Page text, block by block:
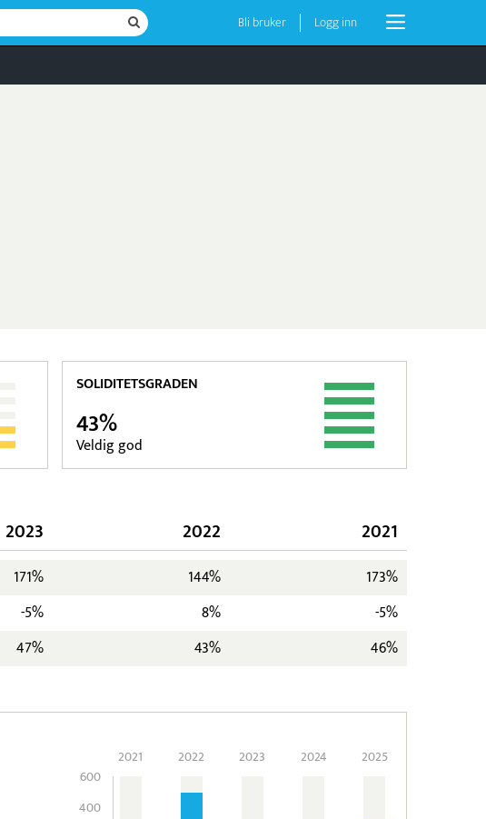
Bli bruker Logg inn
SOLIDITETSGRADEN
43%
Veldig god
2023 2022 2021
171% 144%
173%
-5% 8%
-5%
47% 43% 46%
600
400
2021 2022 2023 2024 2025